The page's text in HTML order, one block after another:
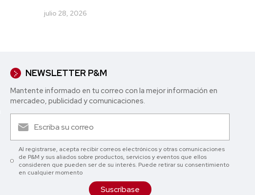
julio 28, 2026
NEWSLETTER P&M
Mantente informado en tu correo con la mejor in formación en
mercadeo, publicidad y comunicaciones.
Al registrarse, acepta recibir correos electrónicos y otras comunicaciones
de P&M y sus aliados sobre productos, servicios y eventos que ellos
consideren que pueden ser de su interés. Puede retirar su consentimiento
en cualquier momento
Suscríbase